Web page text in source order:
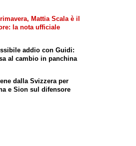
Mattia Scala è il
la nota ufficiale
addio con Guidi:
al cambio in panchina
dalla Svizzera per
e Sion sul difensore